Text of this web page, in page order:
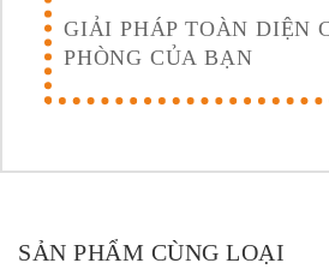
GIẢI PHÁP TOÀN DIỆN
PHÒNG CỦA BẠN
SẢN PHẨM CÙNG LOẠI